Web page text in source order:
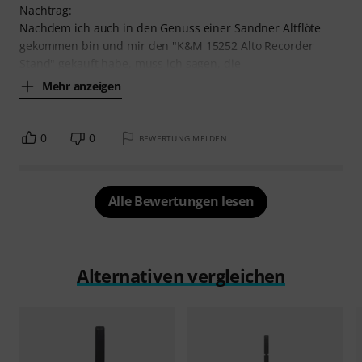
Nachtrag:
Nachdem ich auch in den Genuss einer Sandner Altflöte
gekommen bin und mir den "K&M 15252 Alto Recorder
Mehr anzeigen
0 0 BEWERTUNG MELDEN
Alle Bewertungen lesen
Alternativen vergleichen